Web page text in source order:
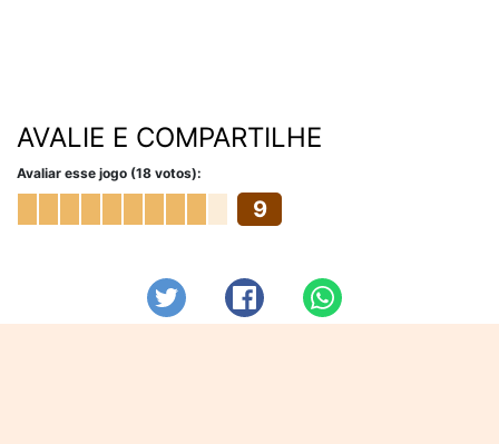
AVALIE E COMPARTILHE
Avaliar esse jogo (18 votos):
9